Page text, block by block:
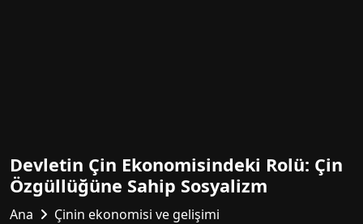
Devletin Çin Ekonomisindeki Rolü: Çin
Özgüllüğüne Sahip Sosyalizm
Ana
Çinin ekonomisi ve gelişimi